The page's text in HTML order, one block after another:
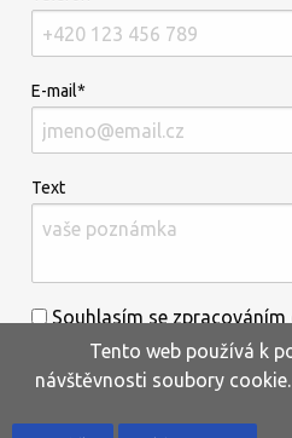
E-mail*
Text
Souhlasím se
informací uvedenýchzde.*
Tento web používá k
návštěvnosti soubory